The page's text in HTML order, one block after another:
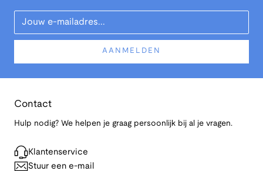
Your Email
AANMELDEN
Contact
Hulp nodig? We helpen je graag persoonlijk bij al je vragen.
Klantenservice
Stuur een e-mail